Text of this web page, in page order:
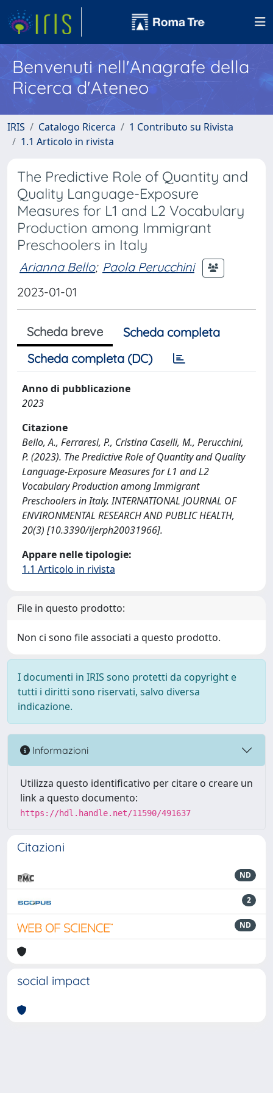
Benvenuti nell'Anagrafe della
Ricerca d'Ateneo
IRIS Catalogo Ricerca
1 Contributo su Rivista
1.1 Articolo in rivista
The Predictive Role of Quantity and
Quality Language-Exposure
Measures for L1 and L2 Vocabulary
Production among Immigrant
Preschoolers in Italy
Arianna Bello; Paola Perucchini
2023-01-01
Scheda breve
Scheda completa
Scheda completa (DC)
Anno di pubblicazione
2023
Citazione
Bello, A., Ferraresi, P., Cristina Caselli, M., Perucchini,
P. (2023). The Predictive Role of Quantity and Quality
Language-Exposure Measures for L1 and L2
Vocabulary Production among Immigrant
Preschoolers in Italy. INTERNATIONAL JOURNAL OF
ENVIRONMENTAL RESEARCH AND PUBLIC HEALTH,
20(3) [10.3390/ijerph20031966].
Appare nelle tipologie:
1.1 Articolo in rivista
File in questo prodotto:
Non ci sono file associati a questo prodotto.
I documenti in IRIS sono protetti da copyright e
tutti i diritti sono riservati, salvo diversa
indicazione.
Informazioni
Utilizza questo identificativo per citare o creare un
link a questo documento:
https://hdl.handle.net/11590/491637
Citazioni
ND
2
ND
social impact